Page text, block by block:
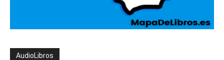
AudioLibros